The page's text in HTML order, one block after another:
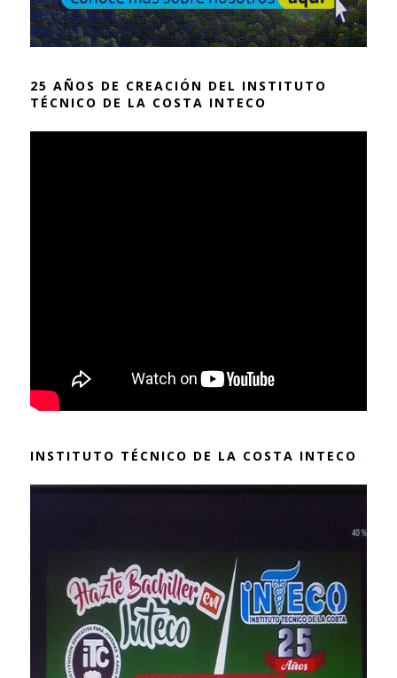
25 AÑOS DE CREACIÓN DEL INSTITUTO
TÉCNICO DE LA COSTA INTECO
INSTITUTO TÉCNICO DE LA COSTA INTECO